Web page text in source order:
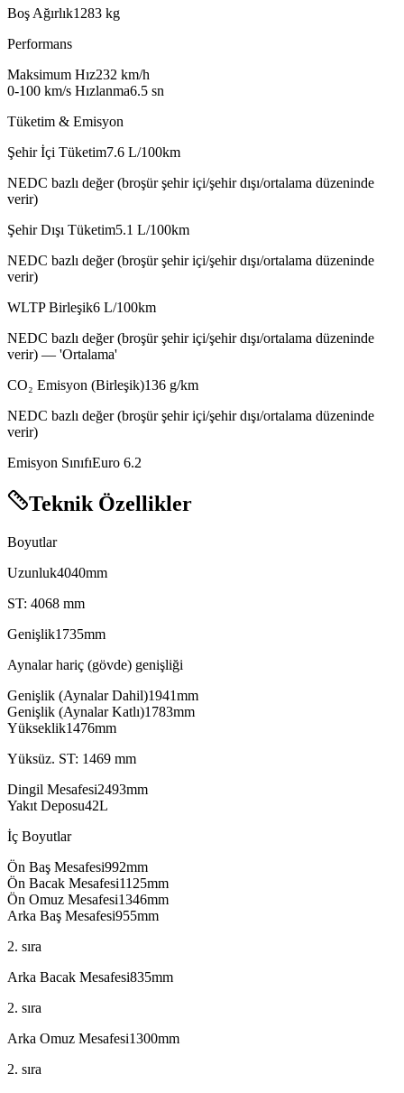
Boş Ağırlık1283 kg
Performans
Maksimum Hız232 km/h
0-100 km/s Hızlanma6.5 sn
Tüketim & Emisyon
Şehir İçi Tüketim7.6 L/100km
NEDC bazlı değer (broşür şehir içi/şehir dışı/ortalama düzeninde
verir)
Şehir Dışı Tüketim5.1 L/100km
NEDC bazlı değer (broşür şehir içi/şehir dışı/ortalama düzeninde
verir)
WLTP Birleşik6 L/100km
NEDC bazlı değer (broşür şehir içi/şehir dışı/ortalama düzeninde
verir) — 'Ortalama'
CO₂ Emisyon (Birleşik)136 g/km
NEDC bazlı değer (broşür şehir içi/şehir dışı/ortalama düzeninde
verir)
Emisyon SınıfıEuro 6.2
Teknik Özellikler
Boyutlar
Uzunluk
mm
ST: 4068 mm
Genişlik
mm
Aynalar hariç (gövde) genişliği
Genişlik (Aynalar Dahil)
mm
Genişlik (Aynalar Katlı)
mm
Yükseklik
mm
Yüksüz. ST: 1469 mm
Dingil Mesafesi
mm
Yakıt Deposu
L
İç Boyutlar
Ön Baş Mesafesi
mm
Ön Bacak Mesafesi
mm
Ön Omuz Mesafesi
mm
Arka Baş Mesafesi
mm
2. sıra
Arka Bacak Mesafesi
mm
2. sıra
Arka Omuz Mesafesi
mm
2. sıra